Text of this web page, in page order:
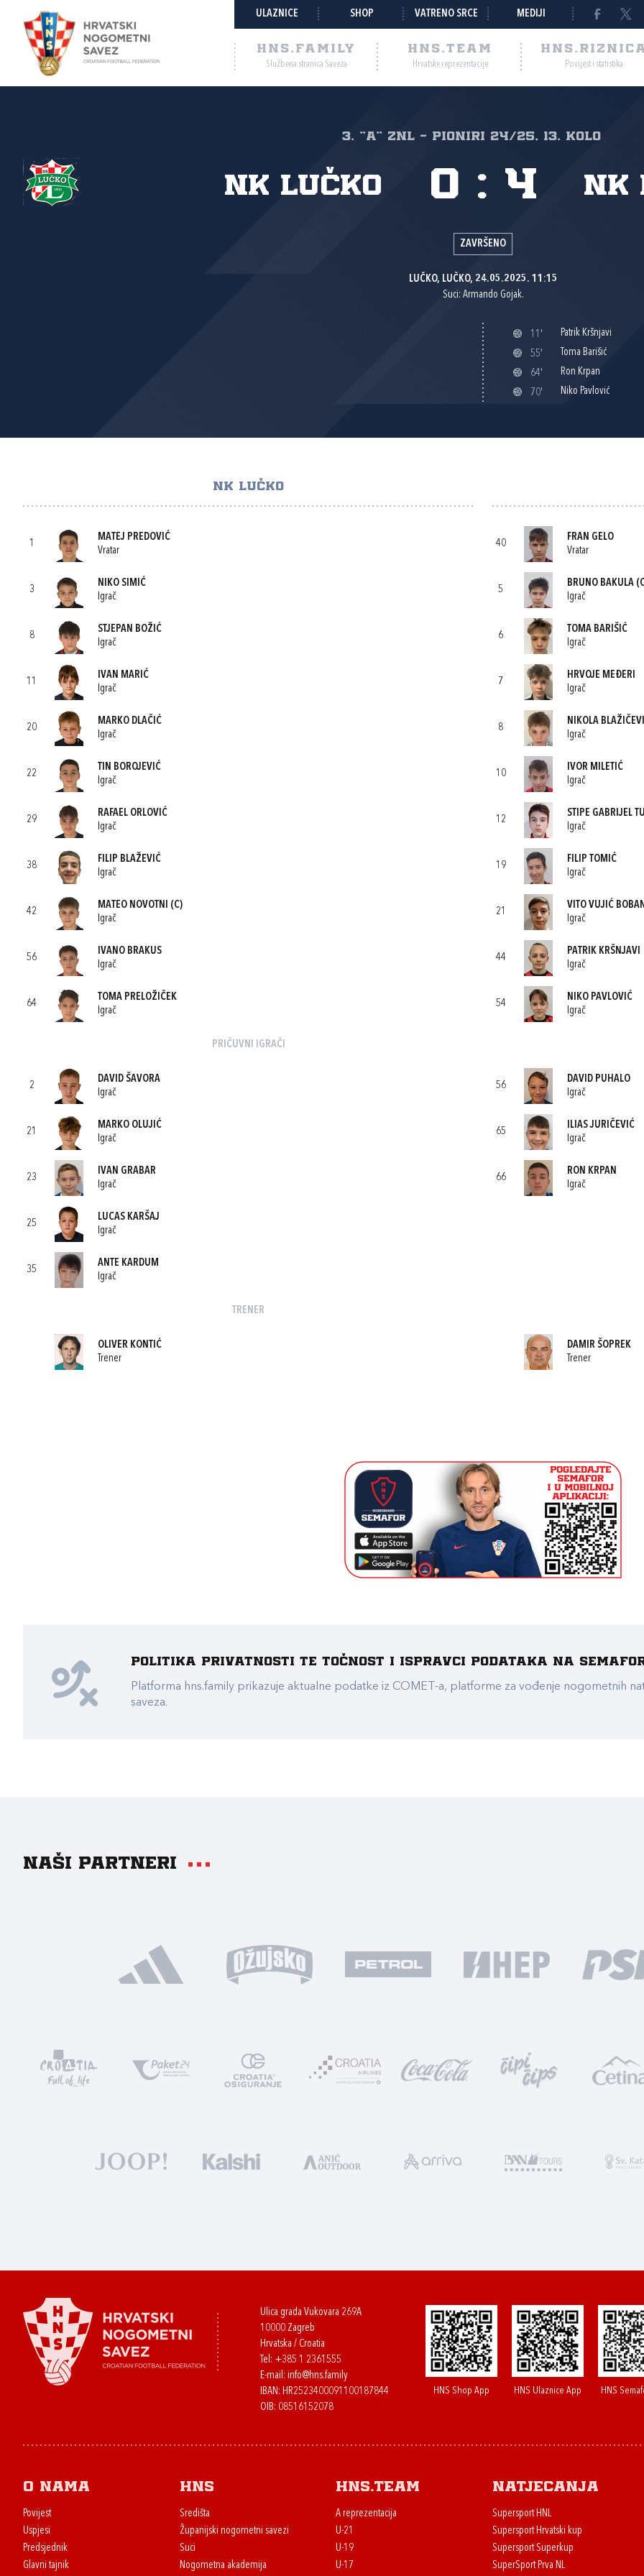
ULAZNICE SHOP VATRENO SRCE MEDIJI
HNS.FAMILY
Službena stranica Saveza
HNS.TEAM
Hrvatske reprezentacije Povijest i statistika
3. "A" ZNL - PIONIRI 24/25, 13. kolo
NK Lučko NK
0 : 4
ZAVRŠENO
LUČKO, LUČKO, 24.05.2025. 11:15
Suci: Armando Gojak.
11'
Patrik Kršnjavi
55'
Toma Barišić
64'
Ron Krpan
70'
Niko Pavlović
NK LUČKO
1
MATEJ PREDOVIĆ
Vratar
3
NIKO SIMIĆ
Igrač
8
STJEPAN BOŽIĆ
Igrač
11
IVAN MARIĆ
Igrač
20
MARKO DLAČIĆ
Igrač
22
TIN BOROJEVIĆ
Igrač
29
RAFAEL ORLOVIĆ
Igrač
38
FILIP BLAŽEVIĆ
Igrač
42
MATEO NOVOTNI
(C)
Igrač
56
IVANO BRAKUS
Igrač
64
TOMA PRELOŽIČEK
Igrač
PRIČUVNI IGRAČI
2
DAVID ŠAVORA
Igrač
21
MARKO OLUJIĆ
Igrač
23
IVAN GRABAR
Igrač
25
LUCAS KARŠAJ
Igrač
35
ANTE KARDUM
Igrač
TRENER
OLIVER KONTIĆ
Trener
40
FRAN GELO
Vratar
5
BRUNO BAKULA
Igrač
6
TOMA BARIŠIĆ
Igrač
7
HRVOJE MEĐERI
Igrač
8
NIKOLA
Igrač
10
IVOR MILETIĆ
Igrač
12
STIPE GABRIJEL
Igrač
19
FILIP TOMIĆ
Igrač
21
VITO VUJIĆ
Igrač
44
PATRIK KRŠNJAVI
Igrač
54
NIKO PAVLOVIĆ
Igrač
56
DAVID PUHALO
Igrač
65
ILIAS JURIČEVIĆ
Igrač
66
RON KRPAN
Igrač
DAMIR ŠOPREK
Trener
Politika privatnosti te točnost i ispravci podataka na
Platforma hns.family prikazuje aktualne podatke iz COMET-a, platforme za vođenje nogometnih
saveza.
Naši partneri
Ulica grada Vukovara 269A
10000 Zagreb
Hrvatska / Croatia
Tel: +385 1 2361555
E-mail: info@hns.family
IBAN: HR2523400091100187844
OIB: 08516152078
HNS Shop App HNS Ulaznice App HNS
O nama
Povijest
Uspjesi
Predsjednik
Glavni tajnik
HNS
Središta
Županijski nogometni savezi
Suci
Nogometna akademija
HNS.team
A reprezentacija
U-21
U-19
U-17
Natjecanja
Supersport HNL
Supersport Hrvatski kup
Supersport Superkup
SuperSport Prva NL